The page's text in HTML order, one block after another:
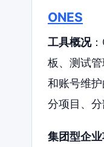
ONES
工具概况
板、测试
和账号维
分项目、分
集团型企